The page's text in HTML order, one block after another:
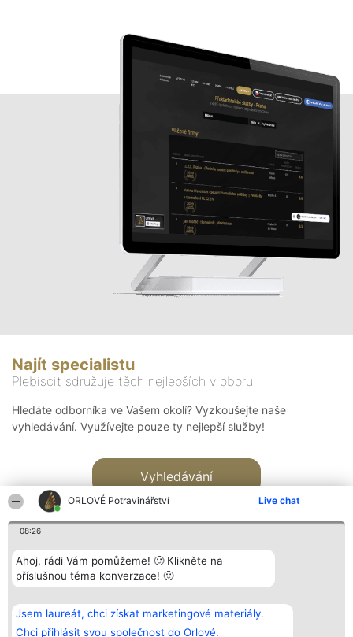
ORLOVÉ Potravinářství Live chat
08:26
Ahoj, rádi Vám pomůžeme! 🙂 Klikněte na
příslušnou téma konverzace! 🙂
Jsem laureát, chci získat marketingové materiály.
Chci přihlásit svou společnost do Orlové.
Najít specialistu
Plebiscit sdružuje těch nejlepších v oboru
Hledáte odborníka ve Vašem okolí? Vyzkoušejte naše
vyhledávání. Využívejte pouze ty nejlepší služby!
Vyhledávání
Bright Side Solutions sp. z o.
o. sp. k.
ul. Ruska 22
Vítězové
Seznam všech
laureátů
Kontakt